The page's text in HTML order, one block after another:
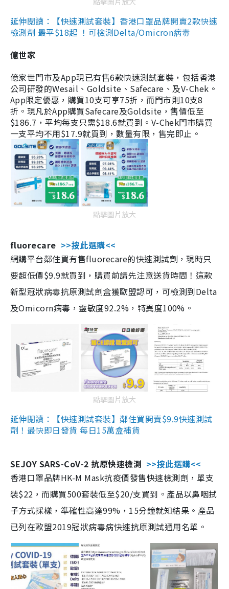
延伸閱讀：【快速測試套裝】香港口罩品牌開賣2款快速
檢測劑 最平$18起 ！可檢測Delta/Omicron病毒
億世家
億家世門市及App現已有售6款快速測試套裝，包括香港
公司研發的Wesail、Goldsite、Safecare、及V-Chek。
App限定優惠，購買10支可享75折，而門市則10支8
折。現凡於App購買Safecare及Goldsite，售價低至
$186.7，平均每支只需$18.6就買到。V-Chek門市購買
一支平均不用$17.9就買到，數量有限，售完即止。
點擊圖片放大
fluorecare >>按此選購<<
網購平台鄰住買有售fluorecare的快速測試劑，現時只
要超低價$9.9就買到，購買前請先注意送貨時間！這款
新型冠狀病毒抗原測試劑盒獲歐盟認可，可檢測到Delta
及Omicorn病毒，靈敏度92.2%，特異度100%。
點擊圖片放大
延伸閱讀：【快速測試套裝】鄰住買開賣$9.9快速測試
劑！最快即日發貨 每日15萬盒補貨
SEJOY SARS-CoV-2 抗原快速檢測 >>按此選購<<
香港口罩品牌HK-M Mask抗疫價發售快速檢測劑，單支
裝$22，而購買500套裝低至$20/支買到。產品以鼻咽拭
子方式採樣，準確性高達99%，15分鐘就知結果。產品
已列在歐盟2019冠狀病毒病快速抗原測試通用名單。